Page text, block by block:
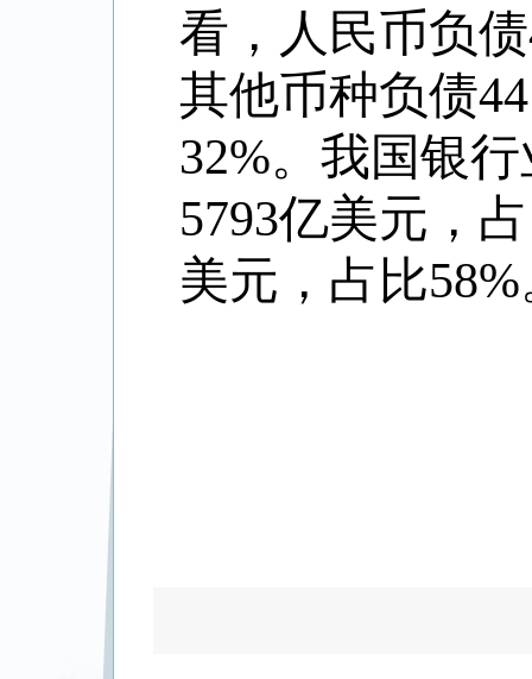
看，人民币负
其他币种负债
32%。我国银
5793亿美元，
美元，占比